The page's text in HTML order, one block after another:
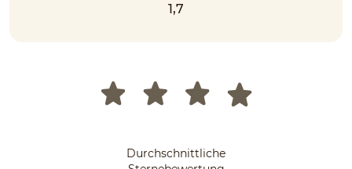
1,7
Durchschnittliche